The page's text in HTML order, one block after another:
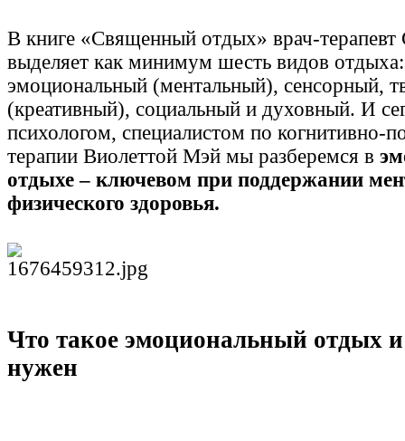
В книге «Священный отдых» врач-терапевт
выделяет как минимум шесть видов
эмоциональный (ментальный), сенсорный,
(креативный), социальный и духовный. И
психологом, специалистом по когнитивно-
терапии Виолеттой Мэй мы разберемся в
отдыхе – ключевом при поддержании
физического здоровья.
Что такое эмоциональный отдых и
нужен